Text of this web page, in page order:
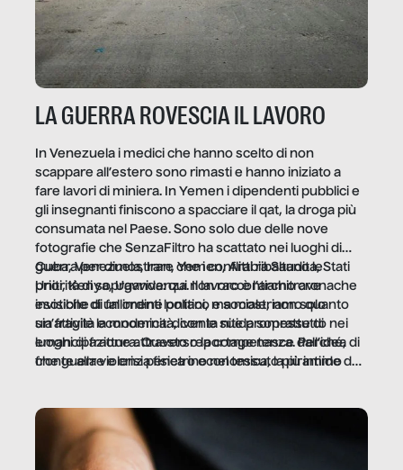
LA GUERRA ROVESCIA IL LAVORO
In Venezuela i medici che hanno scelto di non
scappare all’estero sono rimasti e hanno iniziato a
fare lavori di miniera. In Yemen i dipendenti pubblici e
gli insegnanti finiscono a spacciare il qat, la droga più
consumata nel Paese. Sono solo due delle nove
fotografie che SenzaFiltro ha scattato nei luoghi di
guerra per dimostrare che i conflitti ribaltano le
priorità di sopravvivenza. Il lavoro è l’architrave
invisibile di un ordine politico e sociale, non solo
un’attività economica: diventa nitida soprattutto nei
luoghi di frattura. Questo reportage nasce dall’idea
che guerre e crisi penetrino nel tessuto più intimo
Cuba, Venezuela, Iran, Yemen, Arabia Saudita, Stati
Uniti, Kenya, Uganda: qui non raccontiamo cronache
esotiche di fallimenti lontani, ma mostriamo quanto
sia fragile la modernità, con le sue promesse di
emancipazione attraverso la competenza. Perché, di
fronte alla violenza fisica o economica, la piramide del